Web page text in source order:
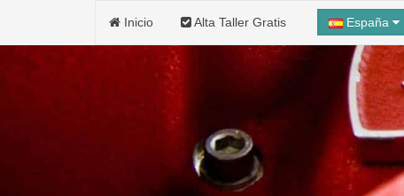
Inicio Alta Taller Gratis España